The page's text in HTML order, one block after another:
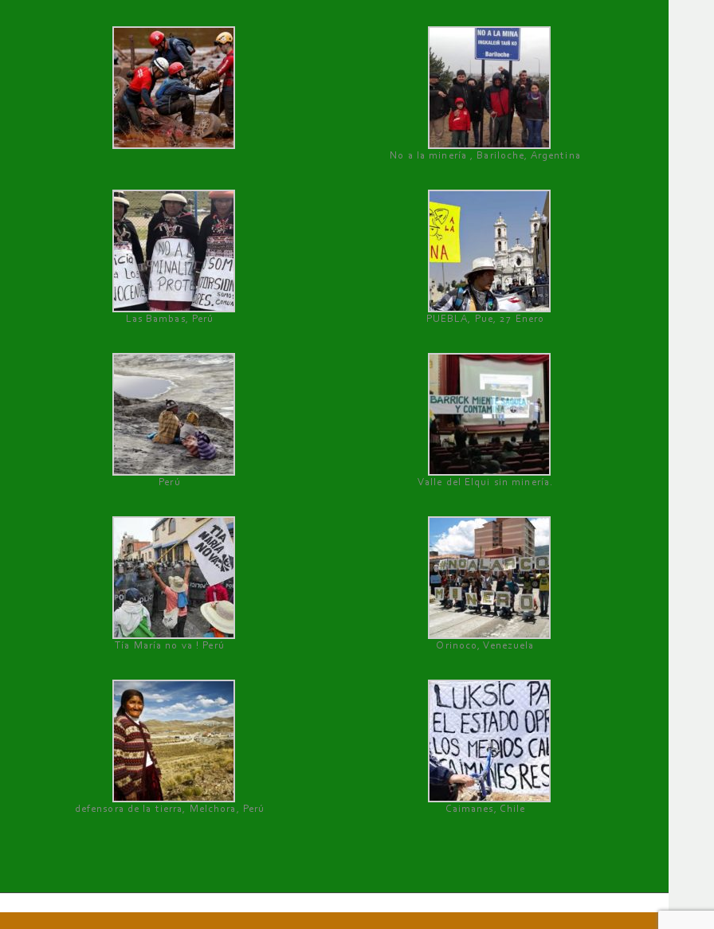
No a la minería , Bariloche, Argentina
Las Bambas, Perú PUEBLA, Pue, 27 Enero
Perú Valle del Elqui sin minería.
Tía María no va ! Perú Orinoco, Venezuela
defensora de la tierra, Melchora, Perú Caimanes, Chile